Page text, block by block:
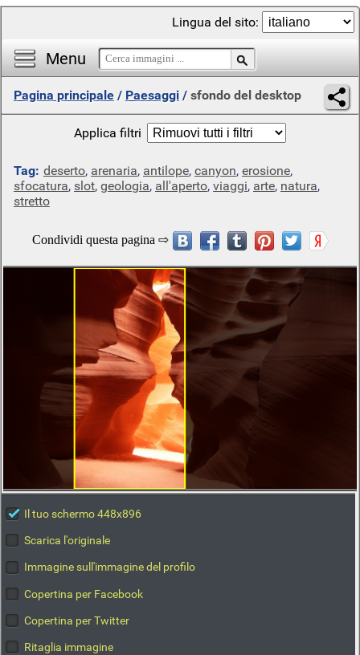
Menu
Lingua del sito:
Pagina principale / Paesaggi / sfondo del desktop
Applica filtri
Tag: deserto, arenaria, antilope, canyon, erosione,
sfocatura, slot, geologia, all'aperto, viaggi, arte, natura,
stretto
Il tuo schermo 448x896
Scarica l'originale
Immagine sull'immagine del profilo
Copertina per Facebook
Copertina per Twitter
Ritaglia immagine